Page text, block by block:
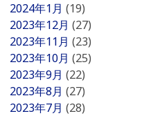
2024年1月 (19)
2023年12月 (27)
2023年11月 (23)
2023年10月 (25)
2023年9月 (22)
2023年8月 (27)
2023年7月 (28)